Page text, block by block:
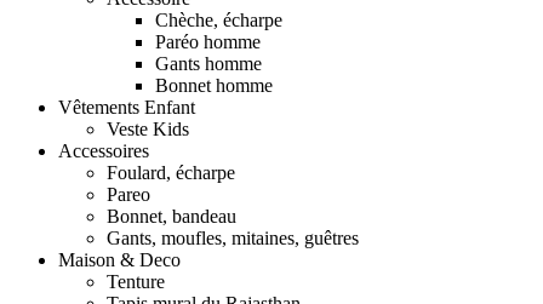
Chèche, écharpe
Paréo homme
Gants homme
Bonnet homme
Vêtements Enfant
Veste Kids
Accessoires
Foulard, écharpe
Pareo
Bonnet, bandeau
Gants, moufles, mitaines, guêtres
Maison & Deco
Tenture